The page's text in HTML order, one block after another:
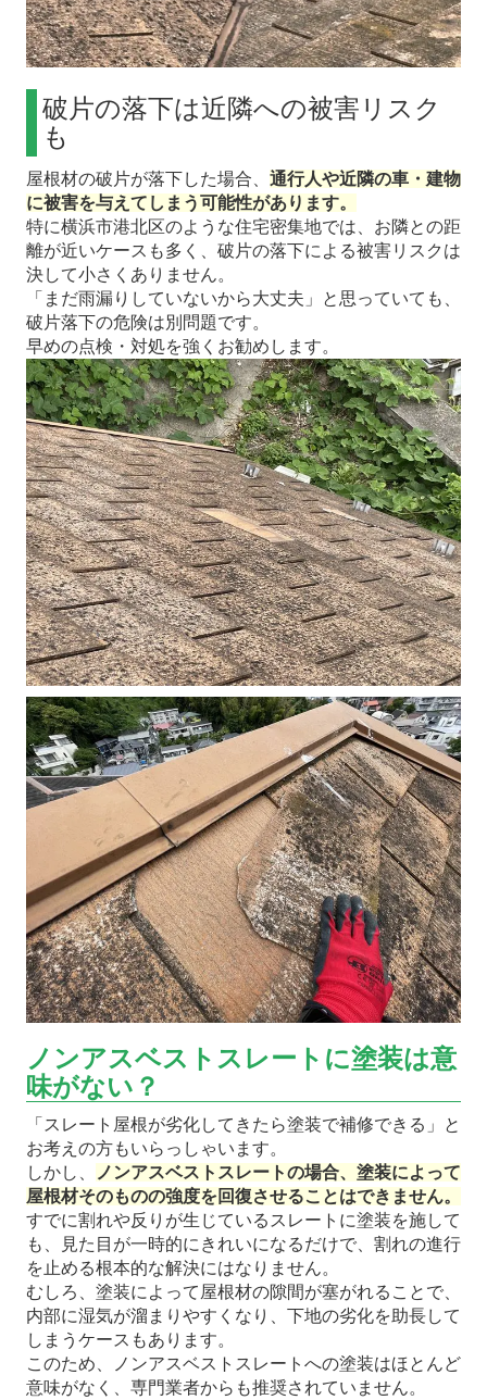
破片の落下は近隣への被害リスク
も
屋根材の破片が落下した場合、 通行人や近隣の車・建物
に被害を与えてしまう可能性があります。
特に横浜市港北区のような住宅密集地では、お隣との距
離が近いケースも多く、破片の落下による被害リスクは
決して小さくありません。
「まだ雨漏りしていないから大丈夫」と思っていても、
破片落下の危険は別問題です。
早めの点検・対処を強くお勧めします。
ノンアスベストスレートに塗装は意
味がない？
「スレート屋根が劣化してきたら塗装で補修できる」と
お考えの方もいらっしゃいます。
しかし、
ノンアスベストスレートの場合、塗装によって
屋根材そのものの強度を回復させることはできません。
すでに割れや反りが生じているスレートに塗装を施して
も、見た目が一時的にきれいになるだけで、割れの進行
を止める根本的な解決にはなりません。
むしろ、塗装によって屋根材の隙間が塞がれることで、
内部に湿気が溜まりやすくなり、下地の劣化を助長して
しまうケースもあります。
このため、ノンアスベストスレートへの塗装はほとんど
意味がなく、専門業者からも推奨されていません。